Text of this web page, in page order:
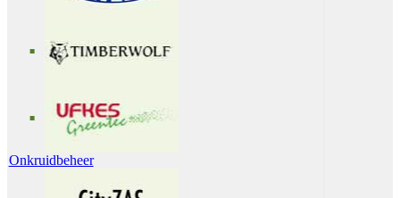
Onkruidbeheer